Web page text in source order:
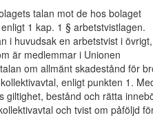
talan mot de hos bolaget
1 kap. 1 § arbetstvistlagen.
i huvudsak en arbetstvist i övrigt,
är medlemmar i Unionen
om allmänt skadestånd för
enligt punkten 1.
giltighet, bestånd och rätta
och tvist om påföljd